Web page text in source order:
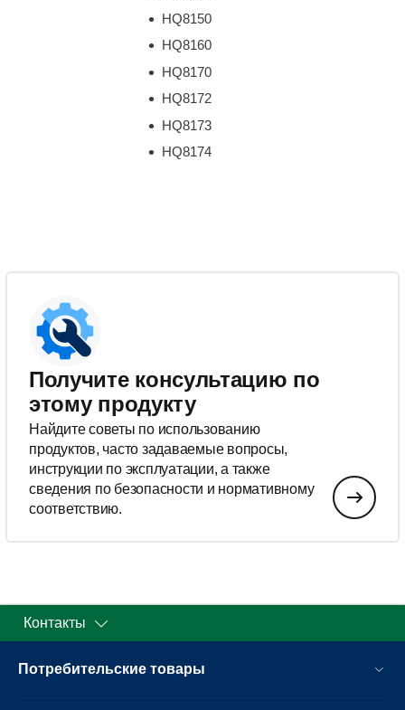
HQ8150
HQ8160
HQ8170
HQ8172
HQ8173
HQ8174
Получите консультацию по
этому продукту
Найдите советы по использованию
продуктов, часто задаваемые вопросы,
инструкции по эксплуатации, а также
сведения по безопасности и нормативному
соответствию.
Контакты
Потребительские товары